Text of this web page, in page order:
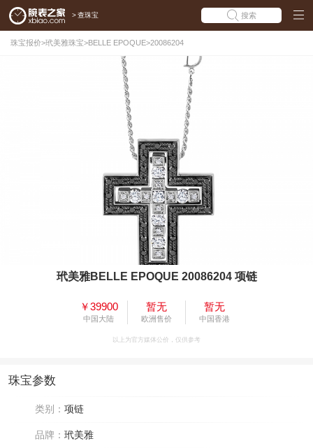
> 查珠宝 搜索
珠宝报价>玳美雅珠宝>BELLE EPOQUE>20086204
玳美雅BELLE EPOQUE 20086204 项链
￥39900
中国大陆
暂无
欧洲售价
暂无
中国香港
以上为官方媒体公价，仅供参考
珠宝参数
类别： 项链
品牌： 玳美雅